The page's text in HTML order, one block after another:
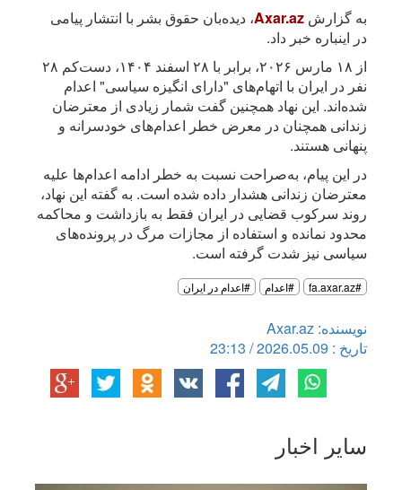
به گزارش Axar.az، دیده‌بان حقوق بشر با انتشار پیامی
در اینباره خبر داد.
از ۱۸ مارس ۲۰۲۶، برابر با ۲۸ اسفند ۱۴۰۴، دست‌کم ۲۸
نفر در ایران با اتهام‌های "دارای انگیزه سیاسی" اعدام
شده‌اند. این نهاد همچنین گفت شمار زیادی از معترضان
زندانی همچنان در معرض خطر اعدام‌های خودسرانه و
پنهانی هستند.
در این پیام، به‌صراحت نسبت به خطر ادامه اعدام‌ها علیه
معترضان زندانی هشدار داده شده است. به گفته این نهاد،
روند سرکوب قضایی در ایران فقط به بازداشت و محاکمه
محدود نمانده و استفاده از مجازات مرگ در پرونده‌های
سیاسی نیز شدت گرفته است.
#fa.axar.az #اعدام #اعدام در ایران
نویسنده: Axar.az
تاریخ : 2026.05.09 / 23:13
سایر اخبار